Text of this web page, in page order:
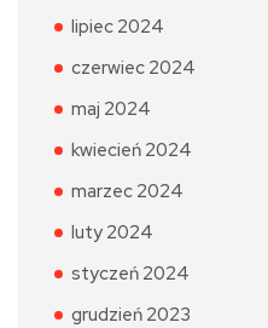
lipiec 2024
czerwiec 2024
maj 2024
kwiecień 2024
marzec 2024
luty 2024
styczeń 2024
grudzień 2023